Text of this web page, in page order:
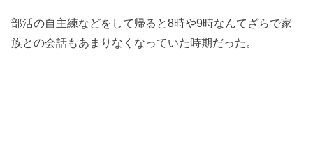
部活の自主練などをして帰ると8時や9時なんてざらで家
族との会話もあまりなくなっていた時期だった。